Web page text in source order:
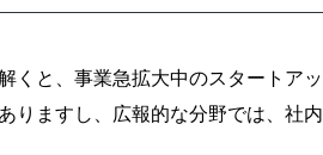
くと、事業急拡大中のスタートア
りますし、広報的な分野では、社